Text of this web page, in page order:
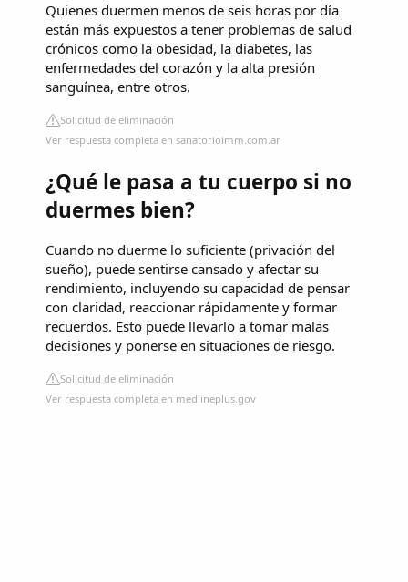
Quienes duermen menos de seis horas por día
están más expuestos a tener problemas de salud
crónicos como la obesidad, la diabetes, las
enfermedades del corazón y la alta presión
sanguínea, entre otros.
Solicitud de eliminación
Ver respuesta completa en sanatorioimm.com.ar
¿Qué le pasa a tu cuerpo si no
duermes bien?
Cuando no duerme lo suficiente (privación del
sueño), puede sentirse cansado y afectar su
rendimiento, incluyendo su capacidad de pensar
con claridad, reaccionar rápidamente y formar
recuerdos. Esto puede llevarlo a tomar malas
decisiones y ponerse en situaciones de riesgo.
Solicitud de eliminación
Ver respuesta completa en medlineplus.gov